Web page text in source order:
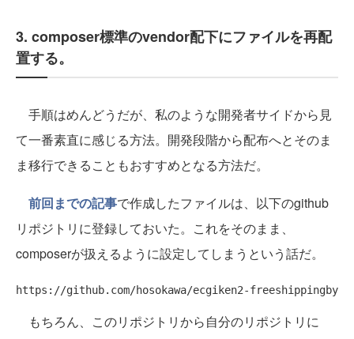
3. composer標準のvendor配下にファイルを再配
置する。
手順はめんどうだが、私のような開発者サイドから見
て一番素直に感じる方法。開発段階から配布へとそのま
ま移行できることもおすすめとなる方法だ。
前回までの記事で作成したファイルは、以下のgithub
リポジトリに登録しておいた。これをそのまま、
composerが扱えるように設定してしまうという話だ。
もちろん、このリポジトリから自分のリポジトリに